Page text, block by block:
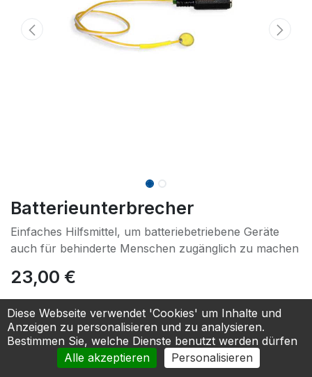
Batterieunterbrecher
Einfaches Hilfsmittel, um batteriebetriebene Geräte
auch für behinderte Menschen zugänglich zu machen
23,00 €
GRÖSSE
klein - für Mignonbatterien
Diese Webseite verwendet 'Cookies' um Inhalte und
Anzeigen zu personalisieren und zu analysieren.
Bestimmen Sie, welche Dienste benutzt werden dürfen
Alle akzeptieren
Personalisieren